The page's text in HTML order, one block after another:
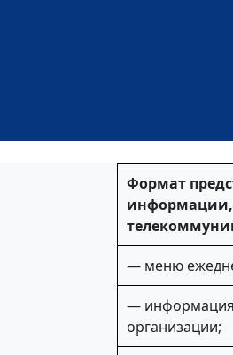
Формат
информации,
— меню
— информация
организации;